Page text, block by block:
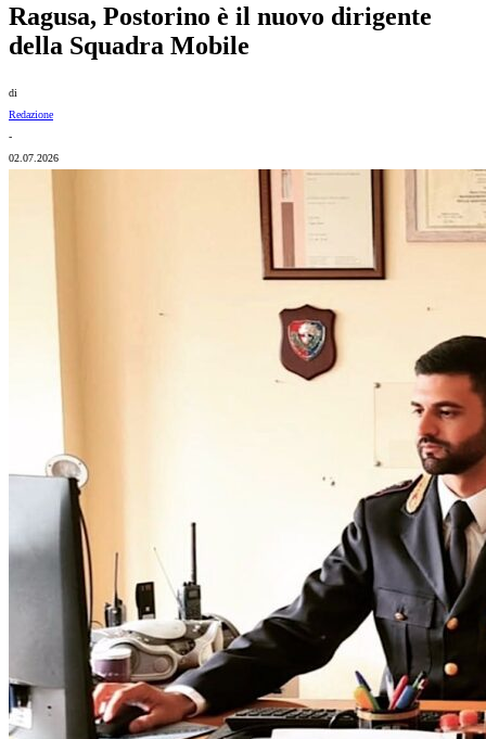
Ragusa, Postorino è il nuovo dirigente
della Squadra Mobile
di
Redazione
-
02.07.2026